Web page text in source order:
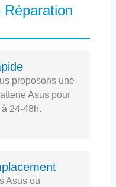
proposons une
Asus pour
24-48h.
Asus ou